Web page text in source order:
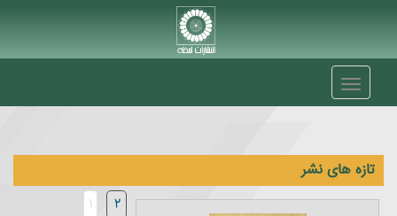
Toggle
navigation
تازه های نشر
1 2